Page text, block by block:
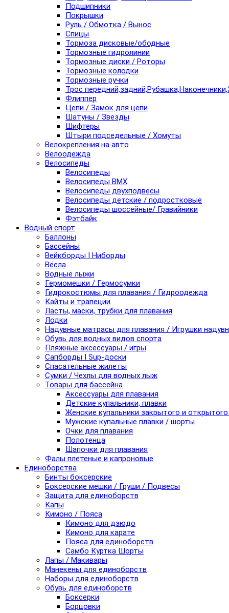
Подшипники
Покрышки
Руль / Обмотка / Вынос
Спицы
Тормоза дисковые/ободные
Тормозные гидролинии
Тормозные диски / Роторы
Тормозные колодки
Тормозные ручки
Трос
Флиппер
Цепи / Замок для цепи
Шатуны / Звезды
Шифтеры
Штыри подседельные / Хомуты
Велокрепления на авто
Велоодежда
Велосипеды
Велосипеды
Велосипеды BMX
Велосипеды двухподвесы
Велосипеды детские / подростковые
Велосипеды шоссейные/ Гравийники
Фэтбайк
Водный спорт
Баллоны
Бассейны
Вейкборды I Ниборды
Вёсла
Водные лыжи
Гермомешки / Гермосумки
Гидрокостюмы для плавания / Гидроодежда
Кайты и трапеции
Ласты, маски, трубки для плавания
Лодки
Надувные матрасы для плавания / Игрушки
Обувь для водных видов спорта
Пляжные аксессуары / игры
Сапборды I Sup-доски
Спасательные жилеты
Сумки / Чехлы для водных лыж
Товары для бассейна
Аксессуары для плавания
Детские купальники, плавки
Женские купальники закрытого и
Мужские купальные плавки / шорты
Очки для плавания
Полотенца
Шапочки для плавания
Фалы плетеные и капроновые
Единоборства
Бинты боксерские
Боксерские мешки / Груши / Подвесы
Защита для единоборств
Капы
Кимоно / Пояса
Кимоно для дзюдо
Кимоно для карате
Пояса для единоборств
Самбо Куртка Шорты
Лапы / Макивары
Манекены для единоборств
Наборы для единоборств
Обувь для единоборств
Боксерки
Борцовки